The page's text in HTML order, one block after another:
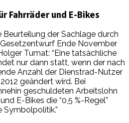
Fahrräder und E-Bikes
der Sachlage durch
Ende November
Tumat: “Eine tatsächliche
nur dann statt, wenn der nach
Anzahl der Dienstrad-Nutzer
geändert wird. Bei
geschuldeten Arbeitslohn
E-Bikes die “0,5 %-Regel”
Symbolpolitik.”